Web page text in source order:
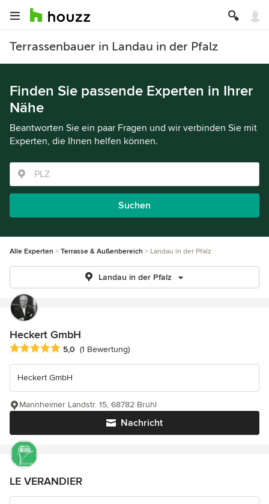
Terrassenbauer in Landau in der Pfalz
Finden Sie passende Experten in Ihrer
Nähe
Beantworten Sie ein paar Fragen und wir verbinden Sie mit
Experten, die Ihnen helfen können.
Suchen
Alle Experten Terrasse & Außenbereich Landau in der Pfalz
Landau in der Pfalz
Heckert GmbH
Durchschnittliche Bewertung: 5 von 5 Sternen
5,0 (1 Bewertung)
Heckert GmbH
Nachricht
Mannheimer Landstr. 15, 68782 Brühl
LE VERANDIER